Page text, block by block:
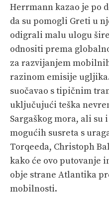
Herrmann kazao je po
da su pomogli Greti u
odigrali malu ulogu
odnositi prema
za razvijanjem
razinom emisije
suočavao s tipičnim
uključujući teška
Sargaškog mora, ali su
mogućih susreta s
Torqeeda, Christoph
kako će ovo putovanje
obje strane Atlantika
mobilnosti.